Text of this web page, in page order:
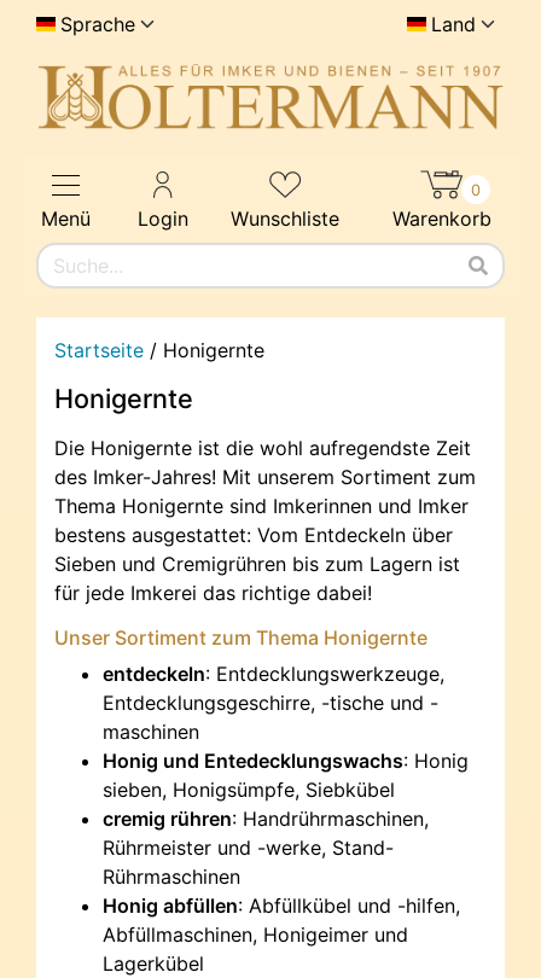
Sprache Land
Menü Login Wunschliste Warenkorb
0
Startseite / Honigernte
Honigernte
Die Honigernte ist die wohl aufregendste Zeit
des Imker-Jahres! Mit unserem Sortiment zum
Thema Honigernte sind Imkerinnen und Imker
bestens ausgestattet: Vom Entdeckeln über
Sieben und Cremigrühren bis zum Lagern ist
für jede Imkerei das richtige dabei!
Unser Sortiment zum Thema Honigernte
entdeckeln: Entdecklungswerkzeuge,
Entdecklungsgeschirre, -tische und -
maschinen
Honig und Entedecklungswachs: Honig
sieben, Honigsümpfe, Siebkübel
cremig rühren: Handrührmaschinen,
Rührmeister und -werke, Stand-
Rührmaschinen
Honig abfüllen: Abfüllkübel und -hilfen,
Abfüllmaschinen, Honigeimer und
Lagerkübel